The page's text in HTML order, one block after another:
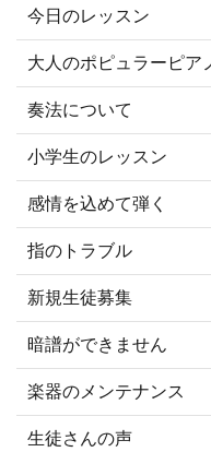
今日のレッスン
大人のポピュラーピア
奏法について
小学生のレッスン
感情を込めて弾く
指のトラブル
新規生徒募集
暗譜ができません
楽器のメンテナンス
生徒さんの声